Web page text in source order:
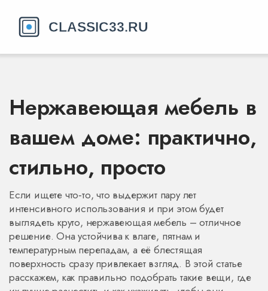
Нержавеющая мебель в
вашем доме: практично,
стильно, просто
Если ищете что‑то, что выдержит пару лет
интенсивного использования и при этом будет
выглядеть круто, нержавеющая мебель – отличное
решение. Она устойчива к влаге, пятнам и
температурным перепадам, а её блестящая
поверхность сразу привлекает взгляд. В этой статье
расскажем, как правильно подобрать такие вещи, где